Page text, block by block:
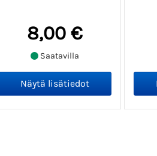
8,00 €
Saatavilla